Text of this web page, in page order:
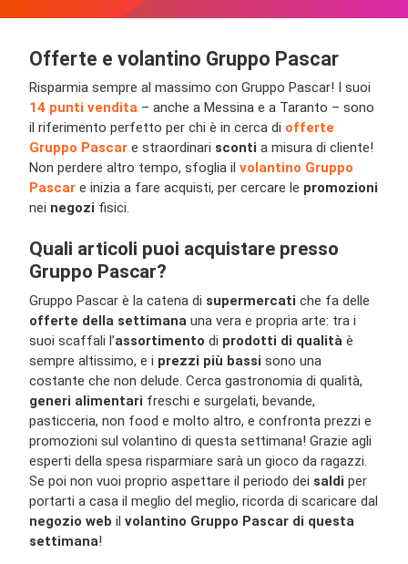
Offerte e volantino Gruppo Pascar
Risparmia sempre al massimo con Gruppo Pascar! I suoi
14 punti vendita – anche a Messina e a Taranto – sono
il riferimento perfetto per chi è in cerca di offerte
Gruppo Pascar e straordinari sconti a misura di cliente!
Non perdere altro tempo, sfoglia il volantino Gruppo
Pascar e inizia a fare acquisti, per cercare le promozioni
nei negozi fisici.
Quali articoli puoi acquistare presso
Gruppo Pascar?
Gruppo Pascar è la catena di supermercati che fa delle
offerte della settimana una vera e propria arte: tra i
suoi scaffali l’assortimento di prodotti di qualità è
sempre altissimo, e i prezzi più bassi sono una
costante che non delude. Cerca gastronomia di qualità,
generi alimentari freschi e surgelati, bevande,
pasticceria, non food e molto altro, e confronta prezzi e
promozioni sul volantino di questa settimana! Grazie agli
esperti della spesa risparmiare sarà un gioco da ragazzi.
Se poi non vuoi proprio aspettare il periodo dei saldi per
portarti a casa il meglio del meglio, ricorda di scaricare dal
negozio web il volantino Gruppo Pascar di questa
settimana!